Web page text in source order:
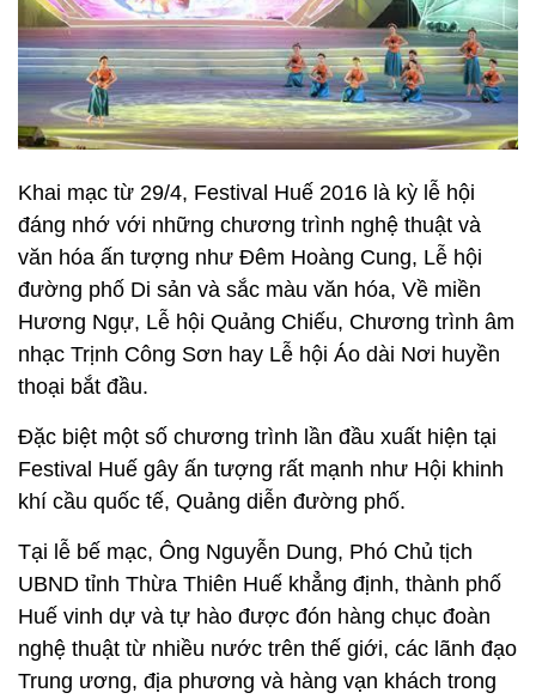
Khai mạc từ 29/4, Festival Huế 2016 là kỳ lễ hội
đáng nhớ với những chương trình nghệ thuật và
văn hóa ấn tượng như Đêm Hoàng Cung, Lễ hội
đường phố Di sản và sắc màu văn hóa, Về miền
Hương Ngự, Lễ hội Quảng Chiếu, Chương trình âm
nhạc Trịnh Công Sơn hay Lễ hội Áo dài Nơi huyền
thoại bắt đầu.
Đặc biệt một số chương trình lần đầu xuất hiện tại
Festival Huế gây ấn tượng rất mạnh như Hội khinh
khí cầu quốc tế, Quảng diễn đường phố.
Tại lễ bế mạc, Ông Nguyễn Dung, Phó Chủ tịch
UBND tỉnh Thừa Thiên Huế khẳng định, thành phố
Huế vinh dự và tự hào được đón hàng chục đoàn
nghệ thuật từ nhiều nước trên thế giới, các lãnh đạo
Trung ương, địa phương và hàng vạn khách trong